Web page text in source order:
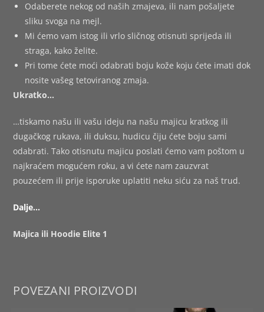
Odaberete nekog od naših zmajeva, ili nam pošaljete
sliku svoga na mejl.
Mi ćemo vam istog ili vrlo sličnog otisnuti sprijeda ili
straga, kako želite.
Pri tome ćete moći odabrati boju kože koju ćete imati dok
nosite vašeg tetoviranog zmaja.
Ukratko…
…tiskamo našu ili vašu ideju na našu majicu kratkog ili
dugačkog rukava, ili duksu, hudicu čiju ćete boju sami
odabrati. Tako otisnutu majicu poslati ćemo vam poštom u
najkraćem mogućem roku, a vi ćete nam zauzvrat
pouzećem ili prije isporuke uplatiti neku siću za naš trud.
Dalje…
Majica ili Hoodie Elite 1
POVEZANI PROIZVODI